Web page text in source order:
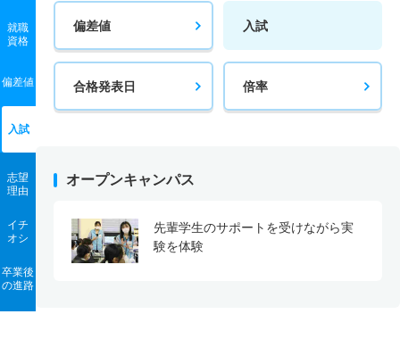
就職
資格
偏差値
入試
志望
理由
イチ
オシ
卒業後
の進路
偏差値 入試
合格発表日 倍率
オープンキャンパス
先輩学生のサポートを受けながら実
験を体験